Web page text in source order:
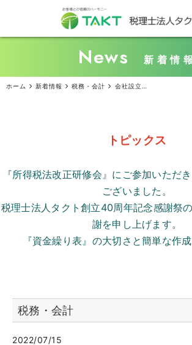
News 新着情報
ホーム 新着情報 税務・会計 会社設立時に発生した費用の経費計上と会計処理について
トピックス
『所得税法改正研修会』にご参加いただ
ございました。
税理士法人タクト創立40周年記念感謝祭
謝を申し上げます。
『資金繰り表』の大切さと簡単な作
税務・会計
2022/07/15